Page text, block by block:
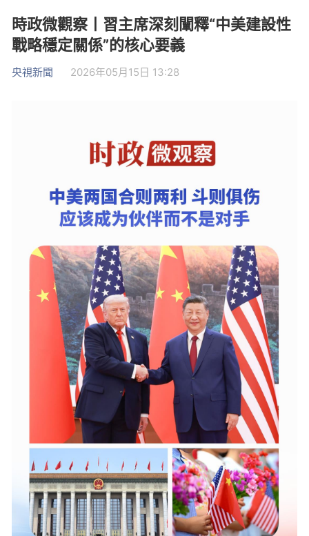
時政微觀察丨習主席深刻闡釋“中美建設性
戰略穩定關係”的核心要義
央視新聞 2026年05月15日 13:28